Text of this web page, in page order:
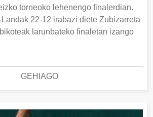
torneoko lehenengo finalerdian.
22-12 irabazi diete Zubizarreta
larunbateko finaletan izango
GEHIAGO